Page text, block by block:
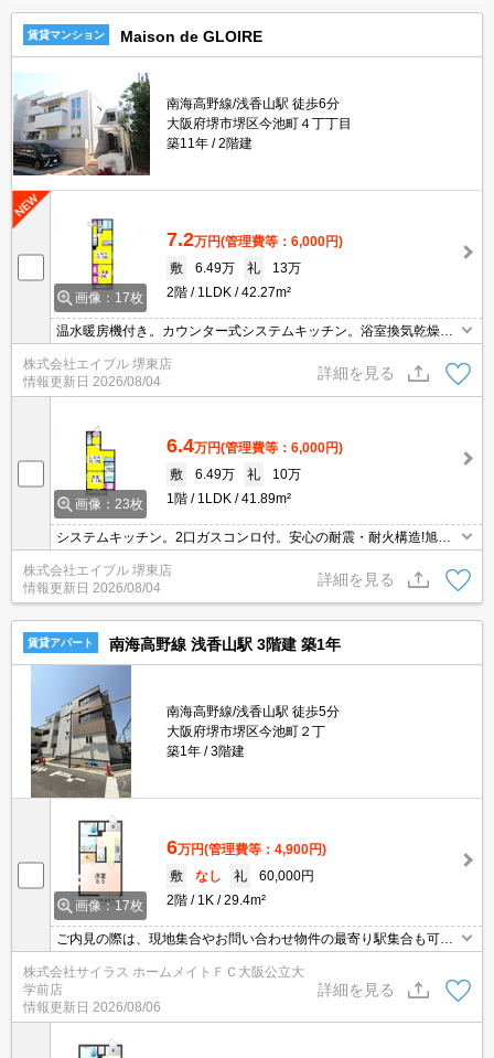
賃貸マンション Maison de GLOIRE
南海高野線/浅香山駅 徒歩6分
大阪府堺市堺区今池町４丁丁目
築11年
2階建
画像：17枚
7.2万円(管理費等：6,000円)
敷
6.49万 礼
13万
2階
1LDK 42.27m²
温水暖房機付き。カウンター式システムキッチン。浴室換気乾燥
式。保証会社要(初回、月総額の50％、更新料20,000円/2年)。
株式会社エイブル 堺東店
情報更新日 2026/08/04
詳細を見る
画像：23枚
6.4万円(管理費等：6,000円)
敷
6.49万 礼
10万
1階
1LDK 41.89m²
システムキッチン。2口ガスコンロ付。安心の耐震・耐火構造!旭化
成のヘーベルメゾン。保証会社加入要(初回、月額総支払額の5
0%)。
株式会社エイブル 堺東店
情報更新日 2026/08/04
詳細を見る
賃貸アパート 南海高野線 浅香山駅 3階建 築1年
南海高野線/浅香山駅 徒歩5分
大阪府堺市堺区今池町２丁
築1年
3階建
画像：17枚
6万円(管理費等：4,900円)
敷
なし 礼
60,000円
2階
1K 29.4m²
ご内見の際は、現地集合やお問い合わせ物件の最寄り駅集合も可能
です♪初期費用のご予算が心配な方は、当店ではクレジット決済が可
能ですのでご安心してお部屋探し頂けますよ♪
株式会社サイラス ホームメイトＦＣ大阪公立大
学前店
情報更新日 2026/08/06
詳細を見る